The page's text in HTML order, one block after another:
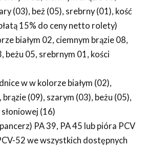
(03), beż (05), srebrny (01), kość
15% do ceny netto rolety)
białym 02, ciemnym brązie 08,
beżu 05, srebrnym 01, kości
w w kolorze białym (02),
(09), szarym (03), beżu (05),
(16)
PA 39, PA 45 lub pióra PCV
52 we wszystkich dostępnych